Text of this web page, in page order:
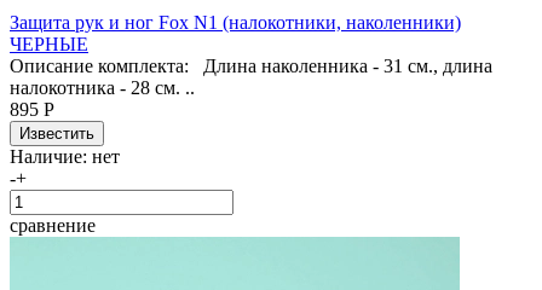
Защита рук и ног Fox N1 (налокотники, наколенники)
ЧЕРНЫЕ
Описание комплекта: Длина наколенника - 31 см., длина
налокотника - 28 см. ..
895 Р
Наличие: нет
-+
сравнение